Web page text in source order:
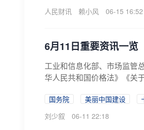
人民财讯
赖小风 06-15 16:52
6月11日重要资讯一览
工业和信息化部、市场监管
华人民共和国价格法》《关
国务院 美丽中国建设
刘少叙
06-11 22:18